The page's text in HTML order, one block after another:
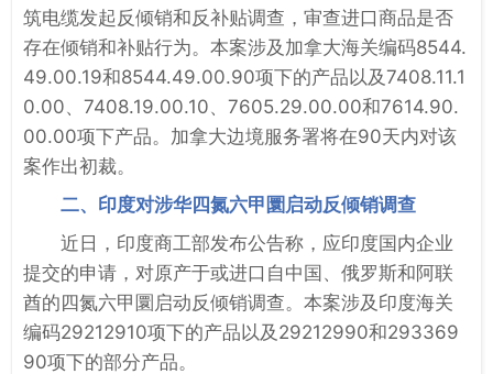
筑电缆发起反倾销和反补贴调查，审查进口商品是否
存在倾销和补贴行为。本案涉及加拿大海关编码8544.
49.00.19和8544.49.00.90项下的产品以及7408.11.1
0.00、7408.19.00.10、7605.29.00.00和7614.90.
00.00项下产品。加拿大边境服务署将在90天内对该
案作出初裁。
二、印度对涉华四氮六甲圜启动反倾销调查
近日，印度商工部发布公告称，应印度国内企业
提交的申请，对原产于或进口自中国、俄罗斯和阿联
酋的四氮六甲圜启动反倾销调查。本案涉及印度海关
编码29212910项下的产品以及29212990和293369
90项下的部分产品。